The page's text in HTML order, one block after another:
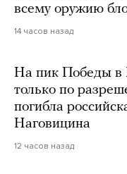
всему оружию
14 часов назад
На пик Победы в
только по
погибла
Наговицина
12 часов назад